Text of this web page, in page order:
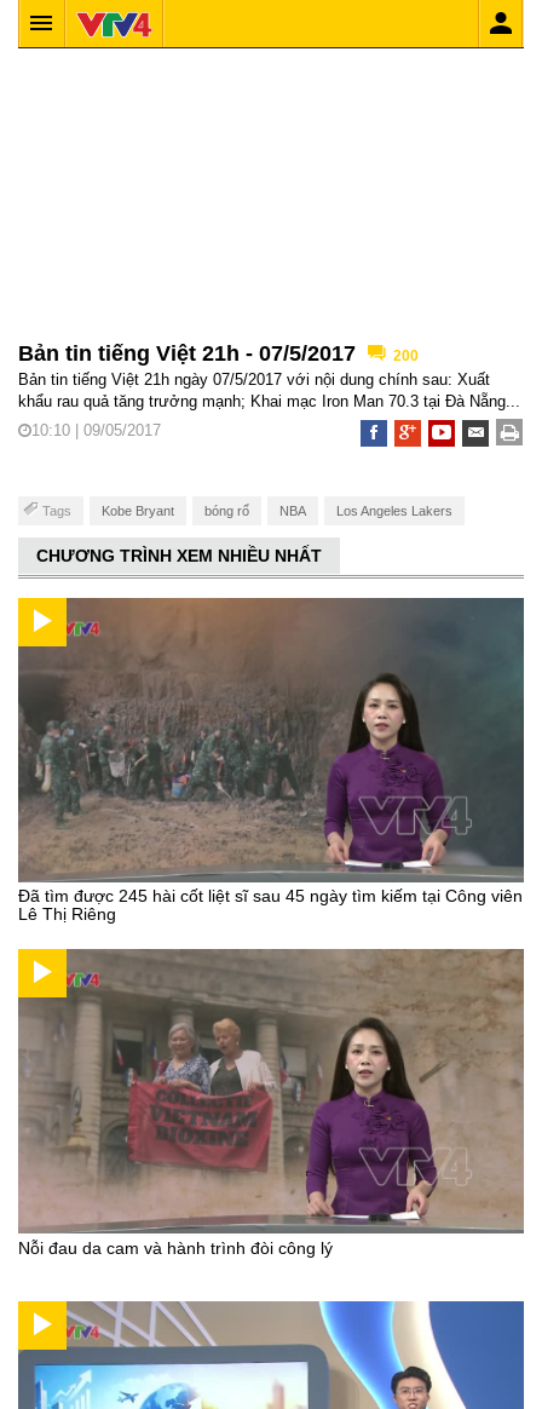
Bản tin tiếng Việt 21h - 07/5/2017 200
Bản tin tiếng Việt 21h ngày 07/5/2017 với nội dung chính sau: Xuất
khẩu rau quả tăng trưởng mạnh; Khai mạc Iron Man 70.3 tại Đà Nẵng...
10:10 | 09/05/2017
Tags Kobe Bryant bóng rổ NBA Los Angeles Lakers
CHƯƠNG TRÌNH XEM NHIỀU NHẤT
Đã tìm được 245 hài cốt liệt sĩ sau 45 ngày tìm kiếm tại Công viên
Lê Thị Riêng
Nỗi đau da cam và hành trình đòi công lý